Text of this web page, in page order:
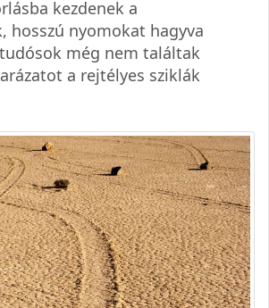
kezdenek a
hosszú nyomokat hagyva
még nem találtak
a rejtélyes sziklák